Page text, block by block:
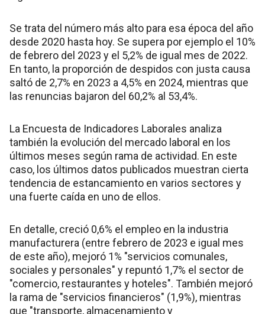
Se trata del número más alto para esa época del año
desde 2020 hasta hoy. Se supera por ejemplo el 10%
de febrero del 2023 y el 5,2% de igual mes de 2022.
En tanto, la proporción de despidos con justa causa
saltó de 2,7% en 2023 a 4,5% en 2024, mientras que
las renuncias bajaron del 60,2% al 53,4%.
La Encuesta de Indicadores Laborales analiza
también la evolución del mercado laboral en los
últimos meses según rama de actividad. En este
caso, los últimos datos publicados muestran cierta
tendencia de estancamiento en varios sectores y
una fuerte caída en uno de ellos.
En detalle, creció 0,6% el empleo en la industria
manufacturera (entre febrero de 2023 e igual mes
de este año), mejoró 1% "servicios comunales,
sociales y personales" y repuntó 1,7% el sector de
"comercio, restaurantes y hoteles". También mejoró
la rama de "servicios financieros" (1,9%), mientras
que "transporte, almacenamiento y